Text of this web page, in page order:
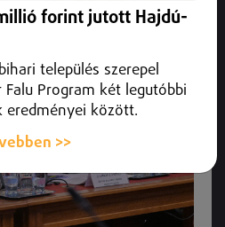
Bank új alelnöke.
forint jutott Hajdú-
település szerepel
Program két legutóbbi
eredményei között.
>>